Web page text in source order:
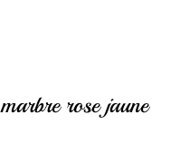
rose jaune